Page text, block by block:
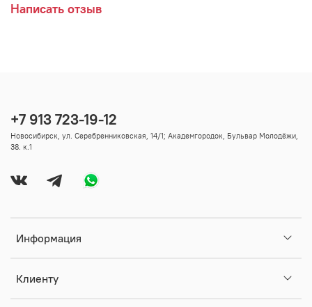
Написать отзыв
Информация
Клиенту
+7 913 723-19-12
Новосибирск, ул. Серебренниковская, 14/1; Академгородок, Бульвар Молодёжи,
38. к.1